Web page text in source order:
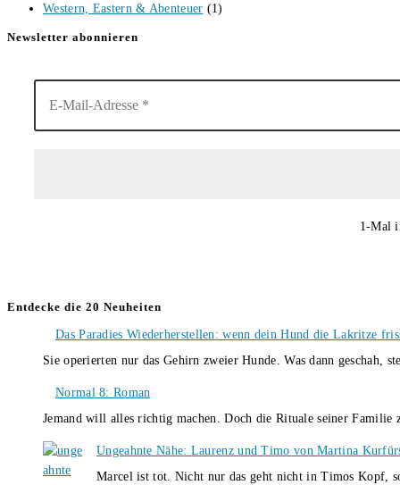
Western, Eastern & Abenteuer (1)
Newsletter abonnieren
1-Mal
Entdecke die 20 Neuheiten
Das Paradies Wiederherstellen: wenn dein Hund die Lakritze
Sie operierten nur das Gehirn zweier Hunde. Was dann
Normal 8: Roman
Jemand will alles richtig machen. Doch die Rituale seiner
Ungeahnte Nähe: Laurenz und Timo von Martina
Marcel ist tot. Nicht nur das geht nicht in Timos Kopf,